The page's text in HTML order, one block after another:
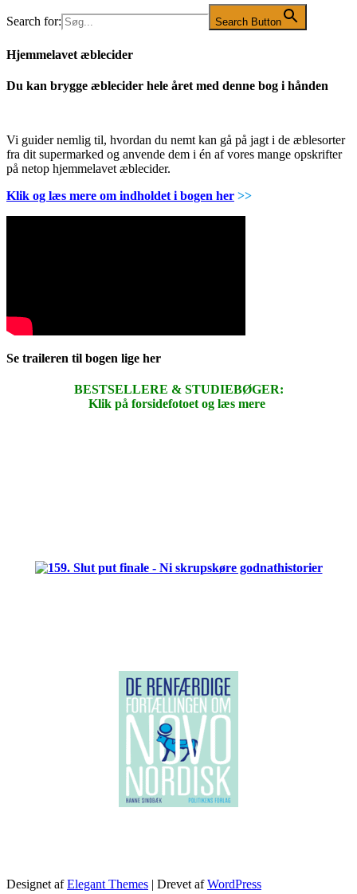
Search for: Search Button
Hjemmelavet æblecider
Du kan brygge æblecider hele året med denne bog i hånden
Vi guider nemlig til, hvordan du nemt kan gå på jagt i de æblesorter
fra dit supermarked og anvende dem i én af vores mange opskrifter
på netop hjemmelavet æblecider.
Klik og læs mere om indholdet i bogen her >>
Se traileren til bogen lige her
BESTSELLERE & STUDIEBØGER:
Klik på forsidefotoet og læs mere
Designet afElegant Themes | Drevet afWordPress